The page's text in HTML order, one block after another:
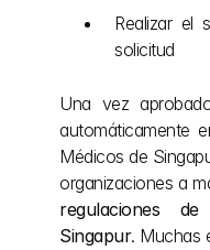
Realizar el
solicitud
Una vez
automáticamente
Médicos de
regulaciones
Singapur. Muchas